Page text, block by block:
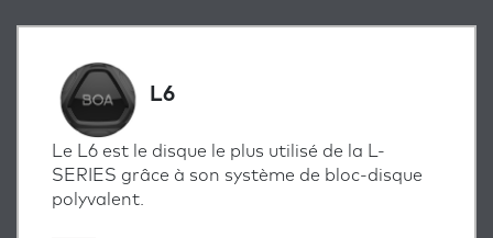
L6
Le L6 est le disque le plus utilisé de la L-
SERIES grâce à son système de bloc-disque
polyvalent.